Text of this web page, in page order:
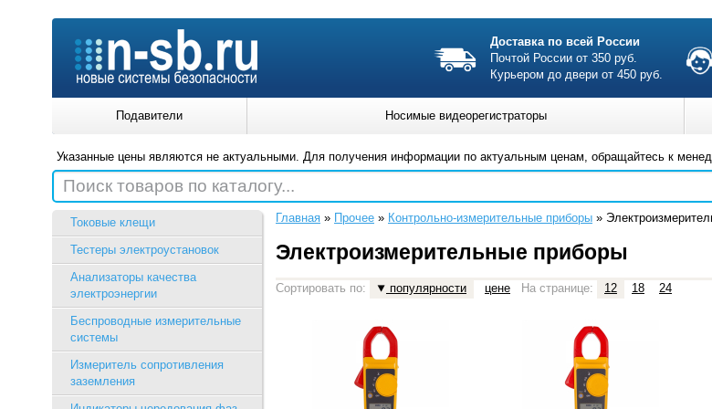
Токовые клещи
Тестеры электроустановок
Анализаторы качества
электроэнергии
Беспроводные измерительные
системы
Измеритель сопротивления
заземления
Главная » Прочее » Контрольно-измерительные приборы »
Электроизмерительные приборы
Сортировать по: популярности цене На странице: 12 18 24
Доставка по всей России
Почтой России от 350 руб.
Курьером до двери от 450 руб.
Подавители Носимые видеорегистраторы
Указанные цены являются не актуальными. Для получения информации по актуальным ценам, обращайтесь к
Поиск товаров по каталогу...